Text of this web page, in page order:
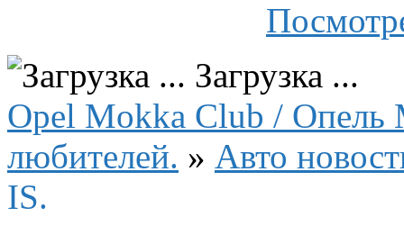
Загрузка ...
Opel Mokka Club / Опель
любителей. » Авто
IS.